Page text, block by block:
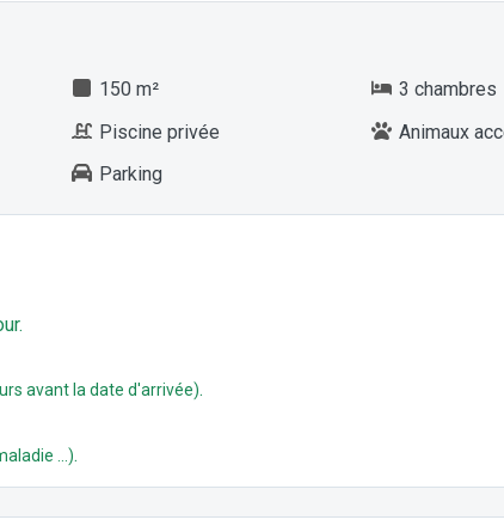
150 m²
3 chambres
Piscine privée
Animaux
Parking
avant la date d'arrivée).
...).